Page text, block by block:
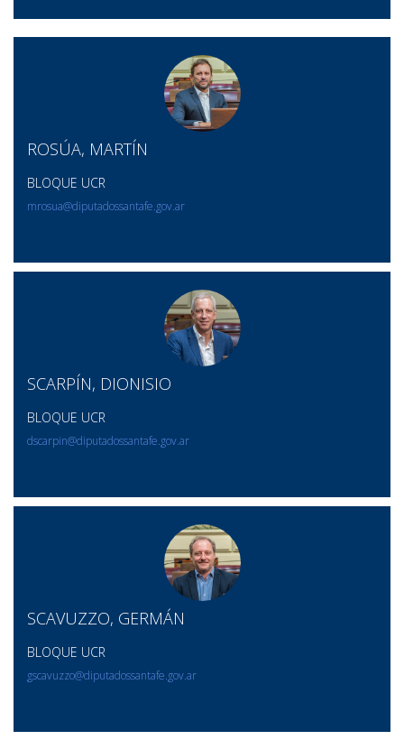
ROSÚA, MARTÍN
BLOQUE UCR
mrosua@diputadossantafe.gov.ar
SCARPÍN, DIONISIO
BLOQUE UCR
dscarpin@diputadossantafe.gov.ar
SCAVUZZO, GERMÁN
BLOQUE UCR
gscavuzzo@diputadossantafe.gov.ar